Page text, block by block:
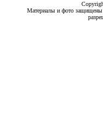
Материалы и фото защищены